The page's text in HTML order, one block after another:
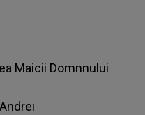
Maicii Domnnului